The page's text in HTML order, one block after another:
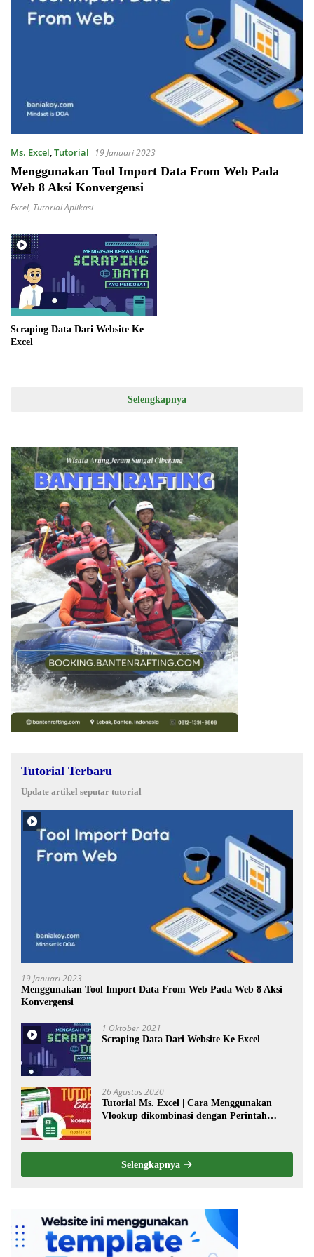
Ms. Excel,Tutorial 19 Januari 2023
Menggunakan Tool Import Data From Web Pada
Web 8 Aksi Konvergensi
Excel, Tutorial Aplikasi
Scraping Data Dari Website Ke
Excel
Selengkapnya
Tutorial Terbaru
Update artikel seputar tutorial
19 Januari 2023
Menggunakan Tool Import Data From Web Pada Web 8 Aksi
Konvergensi
1 Oktober 2021
Scraping Data Dari Website Ke Excel
26 Agustus 2020
Tutorial Ms. Excel | Cara Menggunakan
Vlookup dikombinasi dengan Perintah
Selengkapnya